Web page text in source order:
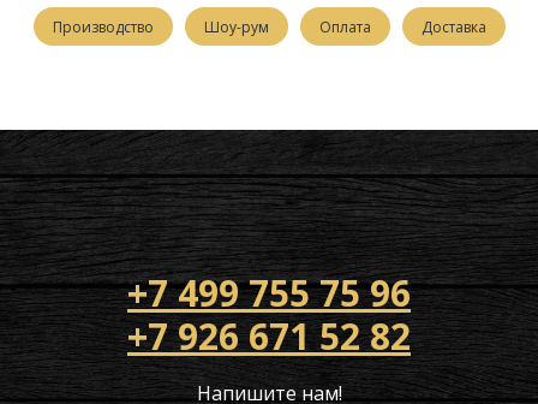
Производство Шоу-рум Оплата Доставка
+7 499 755 75 96
+7 926 671 52 82
Напишите нам!